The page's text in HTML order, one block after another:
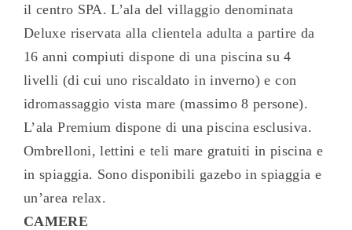
il centro SPA. L’ala del villaggio denominata
Deluxe riservata alla clientela adulta a partire da
16 anni compiuti dispone di una piscina su 4
livelli (di cui uno riscaldato in inverno) e con
idromassaggio vista mare (massimo 8 persone).
L’ala Premium dispone di una piscina esclusiva.
Ombrelloni, lettini e teli mare gratuiti in piscina e
in spiaggia. Sono disponibili gazebo in spiaggia e
un’area relax.
CAMERE